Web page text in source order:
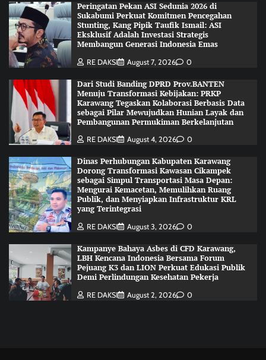
Peringatan Pekan ASI Sedunia 2026 di
Sukabumi Perkuat Komitmen Pencegahan
Stunting, Kang Pipik Taufik Ismail: ASI
Eksklusif Adalah Investasi Strategis
Membangun Generasi Indonesia Emas
RE DAKSI August 7, 2026 0
Dari Studi Banding DPRD Prov.BANTEN
Menuju Transformasi Kebijakan: PRKP
Karawang Tegaskan Kolaborasi Berbasis Data
sebagai Pilar Mewujudkan Hunian Layak dan
Pembangunan Permukiman Berkelanjutan
RE DAKSI August 4, 2026 0
Dinas Perhubungan Kabupaten Karawang
Dorong Transformasi Kawasan Cikampek
sebagai Simpul Transportasi Masa Depan:
Mengurai Kemacetan, Memulihkan Ruang
Publik, dan Menyiapkan Infrastruktur KRL
yang Terintegrasi
RE DAKSI August 3, 2026 0
Kampanye Bahaya Asbes di CFD Karawang,
LBH Kencana Indonesia Bersama Forum
Pejuang K3 dan LION Perkuat Edukasi Publik
Demi Perlindungan Kesehatan Pekerja
RE DAKSI August 2, 2026 0